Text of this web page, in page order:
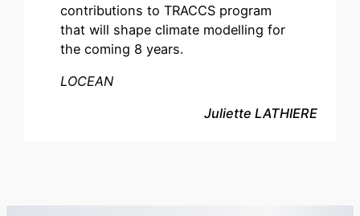
contributions to TRACCS program
that will shape climate modelling for
the coming 8 years.
LOCEAN
Juliette LATHIERE